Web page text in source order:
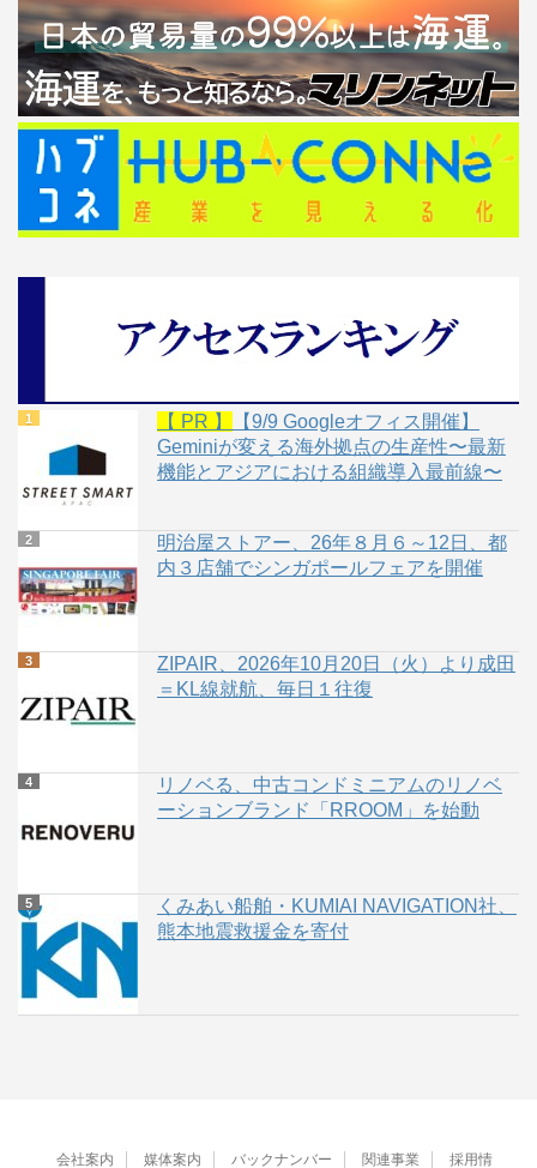
【 PR 】
【9/9 Googleオフィス開催】
Geminiが変える海外拠点の生産性〜最新
機能とアジアにおける組織導入最前線〜
明治屋ストアー、26年８月６～12日、都
内３店舗でシンガポールフェアを開催
ZIPAIR、2026年10月20日（火）より成田
＝KL線就航、毎日１往復
リノベる、中古コンドミニアムのリノベ
ーションブランド「RROOM」を始動
くみあい船舶・KUMIAI NAVIGATION社、
熊本地震救援金を寄付
会社案内 媒体案内 バックナンバー 関連事業 採用情